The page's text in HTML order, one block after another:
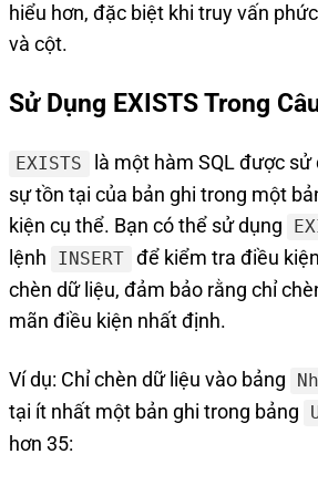
hiểu hơn, đặc biệt khi truy vấn
và cột.
Sử Dụng EXISTS Trong
EXISTS
là một hàm SQL được
sự tồn tại của bản ghi trong một
kiện cụ thể. Bạn có thể sử dụng
lệnh
INSERT để kiểm tra điều
chèn dữ liệu, đảm bảo rằng chỉ
mãn điều kiện nhất định.
Ví dụ: Chỉ chèn dữ liệu vào bảng
tại ít nhất một bản ghi trong bảng
hơn 35: